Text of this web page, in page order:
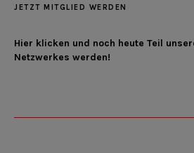
JETZT MITGLIED WERDEN
Hier klicken und noch heute Teil
Netzwerkes werden!